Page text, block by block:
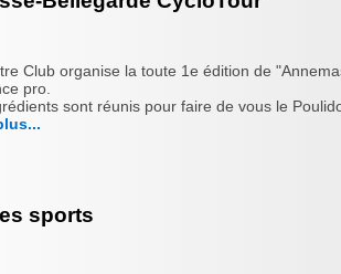
Club organise la toute 1e édition de
pro.
sont réunis pour faire de vous le
sports